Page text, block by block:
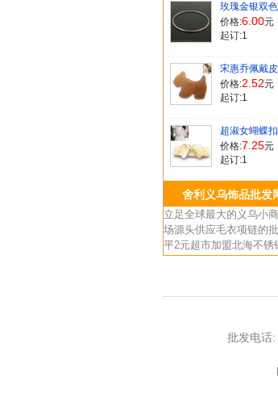
玫瑰金银双
国明星]
价格:6.00元
起订:1
宋惠乔佩戴
物小狗头饰[
价格:2.52元
起订:1
超淑女蝴蝶
腰带[时尚明星]
价格:7.25元
起订:1
舍利义乌饰品批发
立足全球最大的义乌小
场源头供应毛衣项链的
平2元超市加盟北海不锈
发市场，郴州饰品连锁
兴精品首饰批发市场五
市场，厂家品质保证，
批发电话: